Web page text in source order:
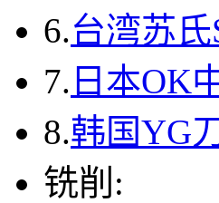
6.台湾苏
7. 日本OK
8.韩国YG
铣削: